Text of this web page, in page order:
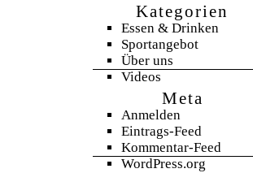
Kategorien
Essen & Drinken
Sportangebot
Über uns
Videos
Meta
Anmelden
Eintrags-Feed
Kommentar-Feed
WordPress.org